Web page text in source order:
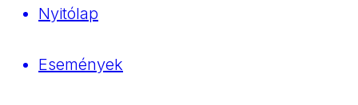
Nyitólap
Események